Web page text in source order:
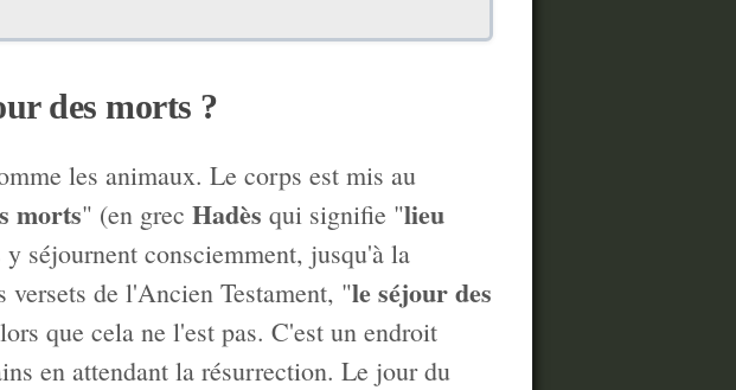
des morts ?
les animaux. Le corps est mis au
morts" (en grec Hadès qui signifie "lieu
séjournent consciemment, jusqu'à la
de l'Ancien Testament, "le séjour des
que cela ne l'est pas. C'est un endroit
en attendant la résurrection. Le jour du